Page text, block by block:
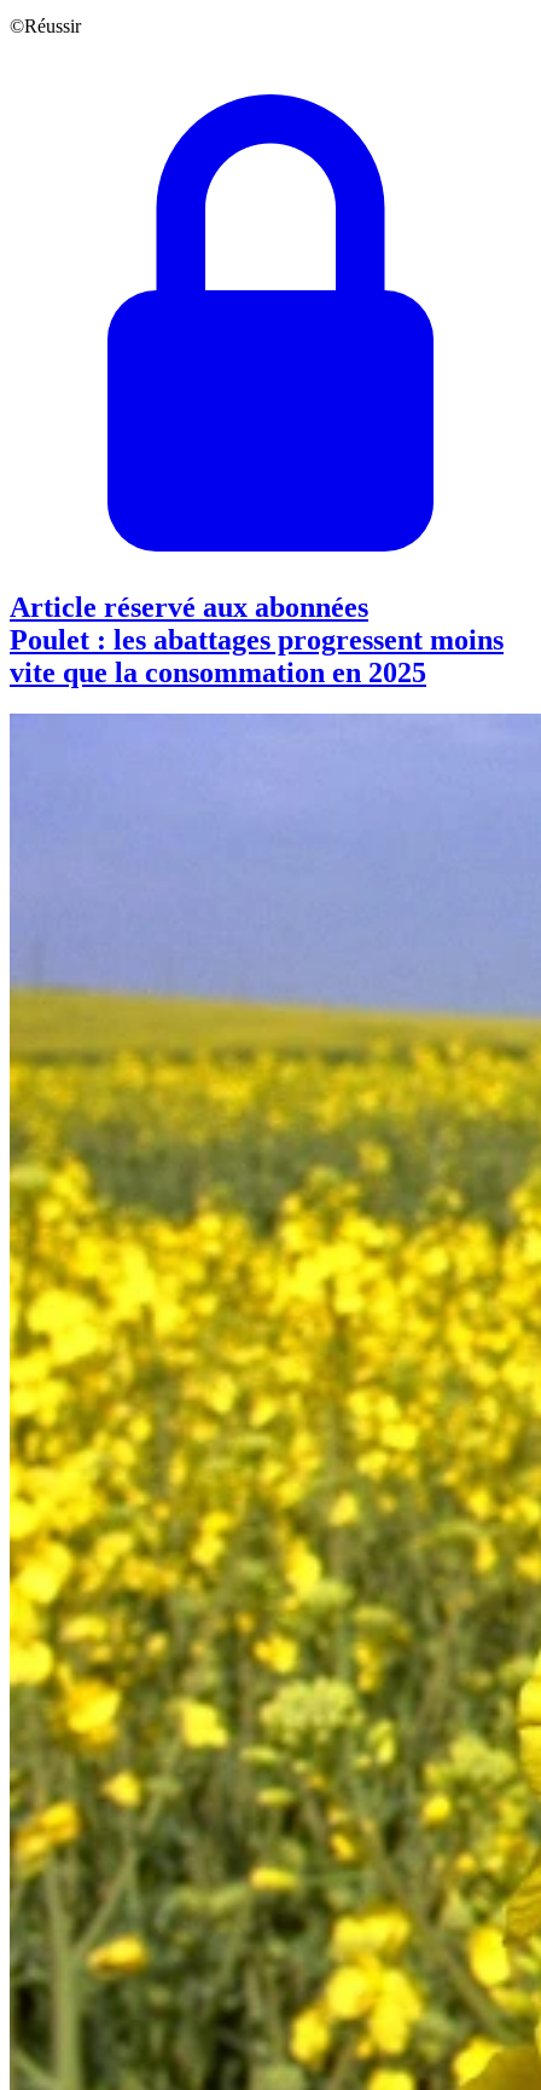
©Réussir
Article réservé aux abonnées
Poulet : les abattages progressent moins
vite que la consommation en 2025